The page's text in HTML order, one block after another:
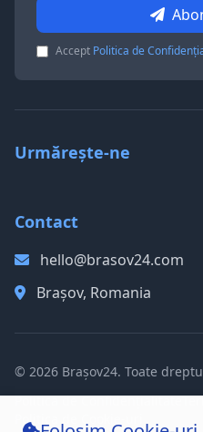
Accept Politica de
Urmărește-ne
Contact
hello@brasov24.com
Brașov, Romania
© 2026 Brașov24. Toate
Politica de Confidențialitate
Politica de Cookie-uri